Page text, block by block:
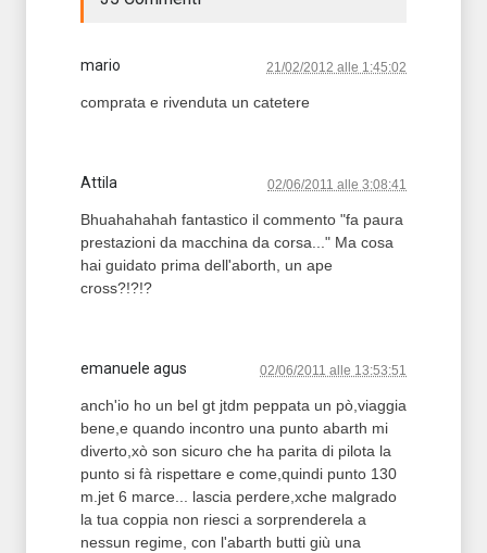
mario 21/02/2012 alle 1:45:02
comprata e rivenduta un catetere
Attila 02/06/2011 alle 3:08:41
Bhuahahahah fantastico il commento "fa paura
prestazioni da macchina da corsa..." Ma cosa
hai guidato prima dell'aborth, un ape
cross?!?!?
emanuele agus 02/06/2011 alle 13:53:51
anch'io ho un bel gt jtdm peppata un pò,viaggia
bene,e quando incontro una punto abarth mi
diverto,xò son sicuro che ha parita di pilota la
punto si fà rispettare e come,quindi punto 130
m.jet 6 marce... lascia perdere,xche malgrado
la tua coppia non riesci a sorprenderela a
nessun regime, con l'abarth butti giù una